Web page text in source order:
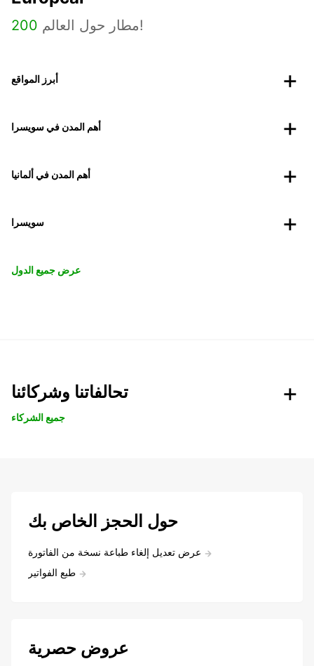
200 مطار حول العالم!
أبرز المواقع
أهم المدن في سويسرا
أهم المدن في ألمانيا
سويسرا
عرض جميع الدول
تحالفاتنا وشركائنا
جميع الشركاء
حول الحجز الخاص بك
عرض تعديل إلغاء طباعة نسخة من الفاتورة
طبع الفواتير
عروض حصرية